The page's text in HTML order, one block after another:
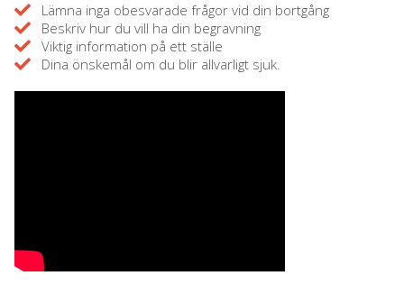
Lämna inga obesvarade frågor vid din bortgång
Beskriv hur du vill ha din begravning
Viktig information på ett ställe
Dina önskemål om du blir allvarligt sjuk.